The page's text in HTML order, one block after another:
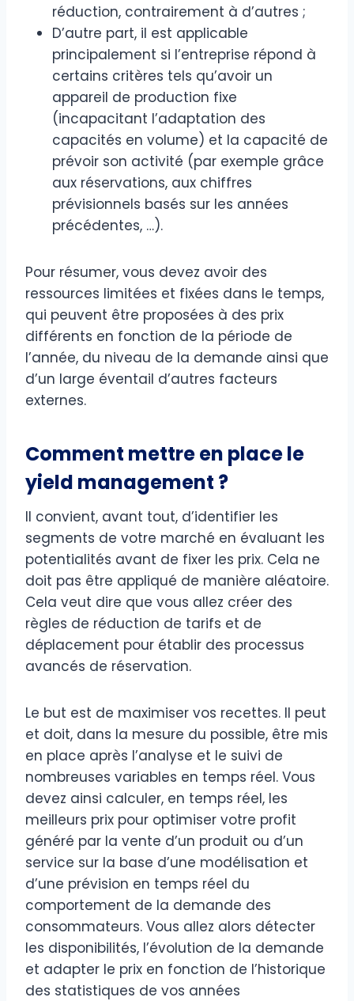
réduction, contrairement à d’autres ;
D’autre part, il est applicable
principalement si l’entreprise répond à
certains critères tels qu’avoir un
appareil de production fixe
(incapacitant l’adaptation des
capacités en volume) et la capacité de
prévoir son activité (par exemple grâce
aux réservations, aux chiffres
prévisionnels basés sur les années
précédentes, …).
Pour résumer, vous devez avoir des
ressources limitées et fixées dans le temps,
qui peuvent être proposées à des prix
différents en fonction de la période de
l’année, du niveau de la demande ainsi que
d’un large éventail d’autres facteurs
externes.
Comment mettre en place le
yield management ?
Il convient, avant tout, d’identifier les
segments de votre marché en évaluant les
potentialités avant de fixer les prix. Cela ne
doit pas être appliqué de manière aléatoire.
Cela veut dire que vous allez créer des
règles de réduction de tarifs et de
déplacement pour établir des processus
avancés de réservation.
Le but est de maximiser vos recettes. Il peut
et doit, dans la mesure du possible, être mis
en place après l’analyse et le suivi de
nombreuses variables en temps réel. Vous
devez ainsi calculer, en temps réel, les
meilleurs prix pour optimiser votre profit
généré par la vente d’un produit ou d’un
service sur la base d’une modélisation et
d’une prévision en temps réel du
comportement de la demande des
consommateurs. Vous allez alors détecter
les disponibilités, l’évolution de la demande
et adapter le prix en fonction de l’historique
des statistiques de vos années